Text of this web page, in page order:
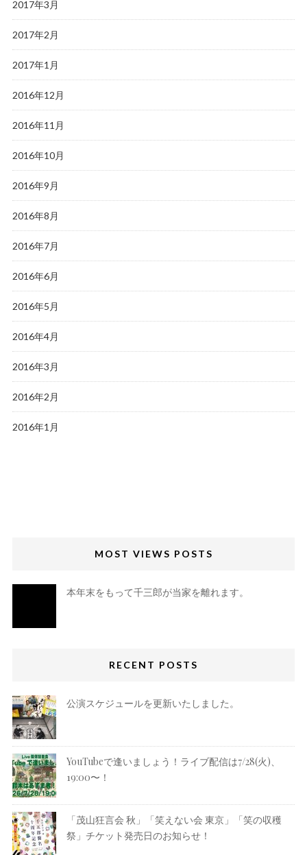
2017年3月
2017年2月
2017年1月
2016年12月
2016年11月
2016年10月
2016年9月
2016年8月
2016年7月
2016年6月
2016年5月
2016年4月
2016年3月
2016年2月
2016年1月
MOST VIEWS POSTS
本年末をもって千三郎が当家を離れます。
RECENT POSTS
公演スケジュールを更新いたしました。
YouTubeで逢いましょう！ライブ配信は7/28(火)、
19:00〜！
「茂山狂言会 秋」「笑えない会 東京」「笑の収穫
祭」チケット発売日のお知らせ！